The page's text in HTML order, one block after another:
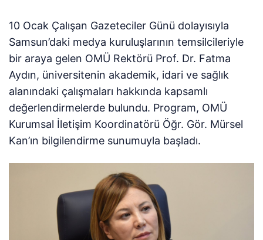
10 Ocak Çalışan Gazeteciler Günü dolayısıyla
Samsun’daki medya kuruluşlarının temsilcileriyle
bir araya gelen OMÜ Rektörü Prof. Dr. Fatma
Aydın, üniversitenin akademik, idari ve sağlık
alanındaki çalışmaları hakkında kapsamlı
değerlendirmelerde bulundu. Program, OMÜ
Kurumsal İletişim Koordinatörü Öğr. Gör. Mürsel
Kan’ın bilgilendirme sunumuyla başladı.